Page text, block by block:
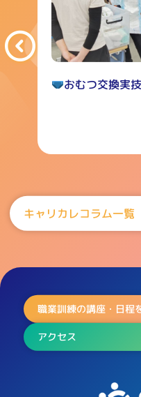
おむつ交換実
キャリカレコラム一覧
職業訓練の講座・日程
アクセス